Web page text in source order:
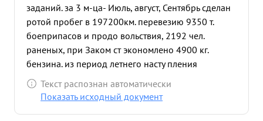
заданий. за 3 м-ца- Июль, август, Сентябрь сделан
ротой пробег в 197200км. перевезию 9350 т.
боеприпасов и продо вольствия, 2192 чел.
раненых, при Заком ст экономлено 4900 кг.
бензина. из период летнего насту пления
обеспечил постоянную техническую готовность
парка и 0,90. в место 0.85 по приказу. Не имеет в
Текст распознан автоматически
Показать исходный документ